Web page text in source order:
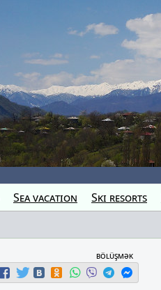
Sea vacation Ski resorts
bölüşmək